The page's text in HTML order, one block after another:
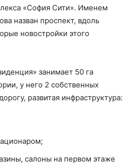
«София Сити». Именем
назван проспект, вдоль
новостройки этого
занимает 50 га
у него 2 собственных
развитая инфраструктура:
салоны на первом этаже